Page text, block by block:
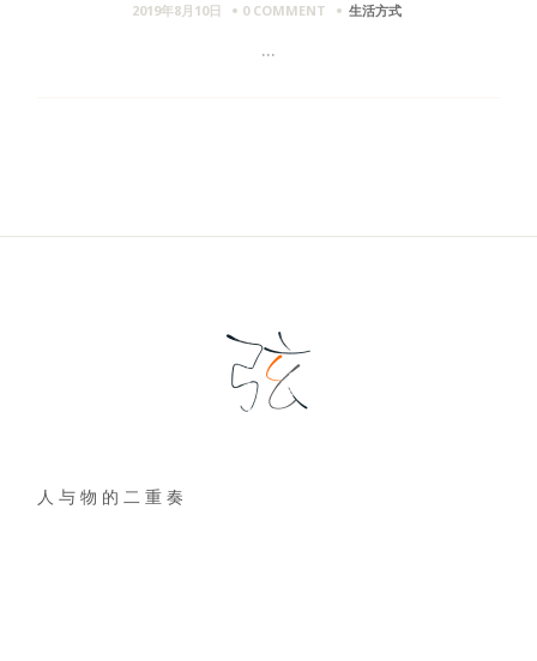
2019年8月10日 0 COMMENT 生活方式
...
人 与 物 的 二 重 奏